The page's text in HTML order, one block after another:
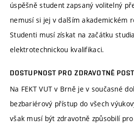
úspěšně student zapsaný volitelný
nemusí si jej v dalším akademickém
Studenti musí získat na začátku
elektrotechnickou kvalifikaci.
DOSTUPNOST PRO ZDRAVOTNĚ
Na FEKT VUT v Brně je v současné
bezbariérový přístup do všech
však musí být zdravotně způsobilí